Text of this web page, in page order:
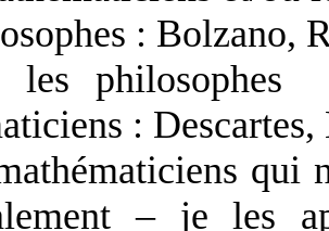
: Bolzano,
les philosophes
:
qui
– je les